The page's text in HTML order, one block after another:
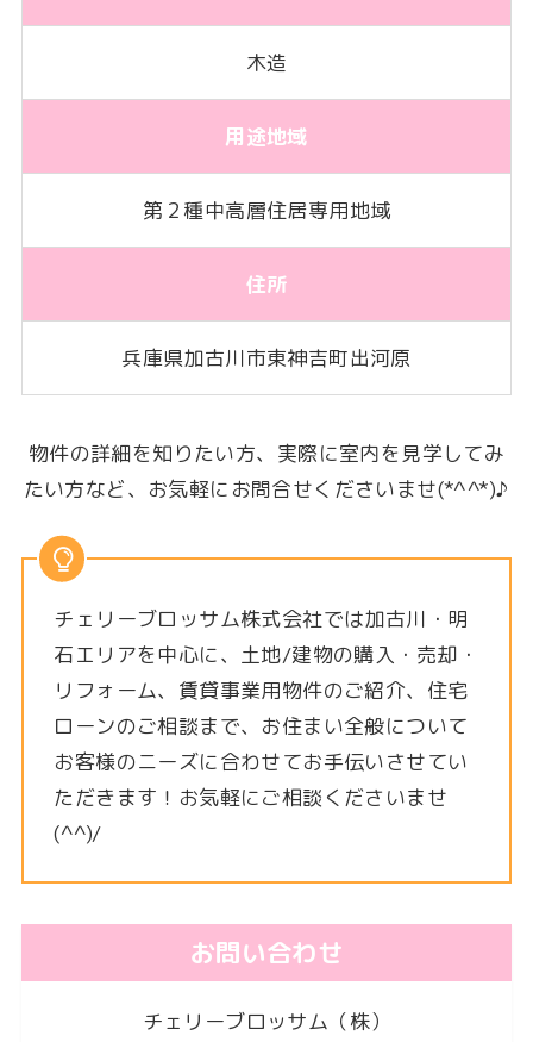
木造
用途地域
第２種中高層住居専用地域
住所
兵庫県加古川市東神吉町出河原
物件の詳細を知りたい方、実際に室内を見学してみ
たい方など、お気軽にお問合せくださいませ(*^^*)♪
チェリーブロッサム株式会社では加古川・明
石エリアを中心に、土地/建物の購入・売却・
リフォーム、賃貸事業用物件のご紹介、住宅
ローンのご相談まで、お住まい全般について
お客様のニーズに合わせてお手伝いさせてい
ただきます！お気軽にご相談くださいませ
(^^)/
お問い合わせ
チェリーブロッサム（株）